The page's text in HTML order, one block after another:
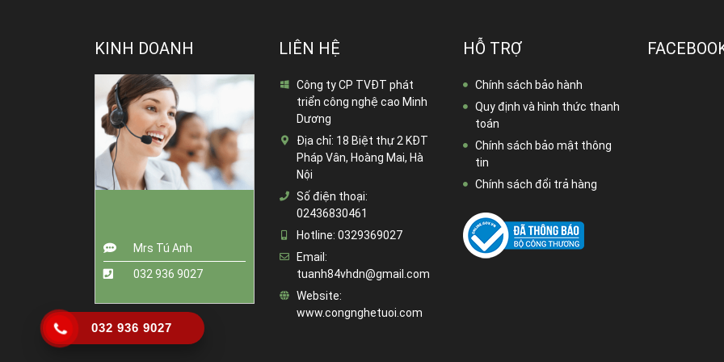
KINH DOANH
Mrs Tú Anh
032 936 9027
LIÊN HỆ
Công ty CP TVĐT phát
triển công nghệ cao Minh
Dương
Địa chỉ: 18 Biệt thự 2 KĐT
Pháp Vân, Hoàng Mai, Hà
Nội
Số điện thoại:
02436830461
Hotline: 0329369027
Email:
tuanh84vhdn@gmail.com
Website:
www.congnghetuoi.com
HỖ TRỢ
Chính sách bảo hành
Quy định và hình thức thanh
toán
Chính sách bảo mật thông
tin
Chính sách đổi trả hàng
032 936 9027